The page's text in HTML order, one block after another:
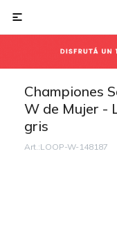

Championes
W de Mujer -
gris
LOOP-W-148187